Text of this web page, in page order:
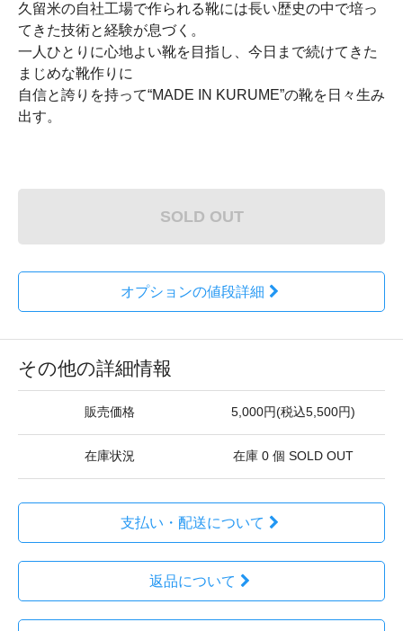
久留米の自社工場で作られる靴には長い歴史の中で培っ
てきた技術と経験が息づく。
一人ひとりに心地よい靴を目指し、今日まで続けてきた
まじめな靴作りに
自信と誇りを持って“MADE IN KURUME”の靴を日々生み
出す。
SOLD OUT
オプションの値段詳細
その他の詳細情報
販売価格 5,000円(税込5,500円)
在庫状況 在庫 0 個 SOLD OUT
支払い・配送について
返品について